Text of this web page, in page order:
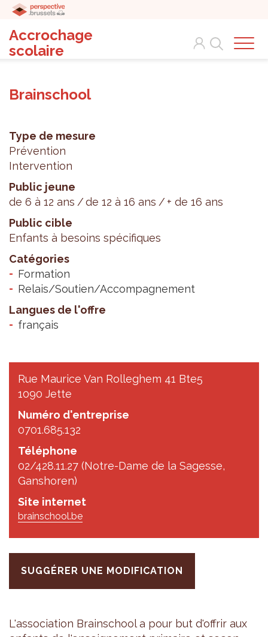
Accrochage
scolaire
Search
Brainschool
Type de mesure
Prévention
Intervention
Public jeune
de 6 à 12 ans
de 12 à 16 ans
+ de 16 ans
Public cible
Enfants à besoins spécifiques
Catégories
Formation
Relais/Soutien/Accompagnement
Langues de l'offre
français
Rue Maurice Van Rolleghem 41 Bte5
1090 Jette
Numéro d'entreprise
0701.685.132
Téléphone
02/428.11.27 (Notre-Dame de la Sagesse,
Ganshoren)
Site internet
brainschool.be
SUGGÉRER UNE MODIFICATION
L'as­so­cia­tion Brain­school a pour but d'of­frir aux